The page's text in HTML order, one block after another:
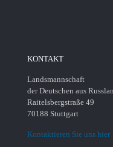
KONTAKT
Landsmannschaft
der Deutschen aus
Raitelsbergstraße 49
70188 Stuttgart
Kontaktieren Sie uns hier